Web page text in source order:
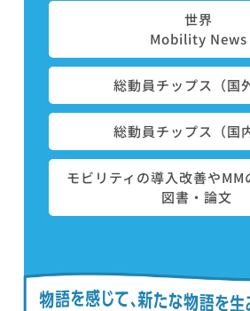
世界
Mobility News
総動員チップス（国
総動員チップス（国
モビリティの導入改善やMM
図書・論文